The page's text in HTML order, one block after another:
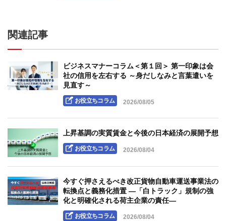
関連記事
ビジネスマナーコラム＜第１回＞ 第一印象は会
社の信用を左右する ～身だしなみと言葉遣いを
見直す～
お役立ちコラム 2026/08/05
上昇基調の実質賃金と今後の日本経済の展開予想
お役立ちコラム 2026/08/04
今すぐ押さえるべき改正貨物自動車運送事業法の
転換点と義務化措置 ―「白トラック」規制の強
化と明確化される荷主企業の責任―
お役立ちコラム 2026/08/04